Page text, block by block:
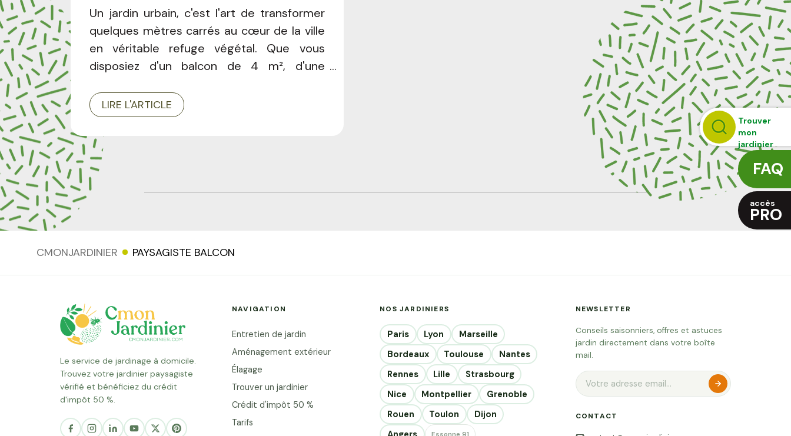
Salut c'est nous...
Trouver
mon
jardinier
FAQ
accès
PRO
Un jardin urbain, c'est l'art de transformer
quelques mètres carrés au cœur de la ville
en véritable refuge végétal. Que vous
disposiez d'un balcon de 4 m², d'une
cœur d'îlot, chaque espace peut devenir
une bulle de nature, de fraîcheur et de
bien-être. Découvrez dans ce guide
complet toutes les clés pour aménager
votre jardin urbain : optimisation de
l'espace, choix des plantes, potager en ville
Jouer la verticalité pour gagner de la place
d'impôt 50% Pourquoi créer un jardin urbain
change la... Lire la suite
LIRE L'ARTICLE
CMONJARDINIER PAYSAGISTE BALCON
Le service de jardinage à domicile.
Trouvez votre jardinier paysagiste
vérifié et bénéficiez du crédit
d'impôt 50 %.
NAVIGATION
Entretien de jardin
Aménagement extérieur
Élagage
Trouver un jardinier
Crédit d'impôt 50 %
Tarifs
NOS JARDINIERS
Paris Lyon
Marseille
Bordeaux
Toulouse
Nantes
Rennes
Lille
Strasbourg
Nice
Montpellier
Grenoble
Rouen
Toulon
Dijon
NEWSLETTER
Conseils saisonniers, offres et astuces
jardin directement dans votre boîte
mail.
CONTACT